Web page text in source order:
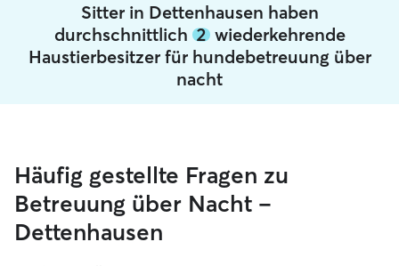
Sitter in Dettenhausen haben
durchschnittlich 2wiederkehrende
Haustierbesitzer für hundebetreuung über
nacht
Häufig gestellte Fragen zu
Betreuung über Nacht –
Dettenhausen